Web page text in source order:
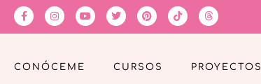
CONÓCEME CURSOS PROYECTOS